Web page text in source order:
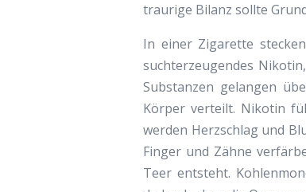
traurige Bilanz sollte
In einer Zigarette
suchterzeugendes
Substanzen gelangen
Körper verteilt. Nikotin
werden Herzschlag und
Finger und Zähne
Teer entsteht.